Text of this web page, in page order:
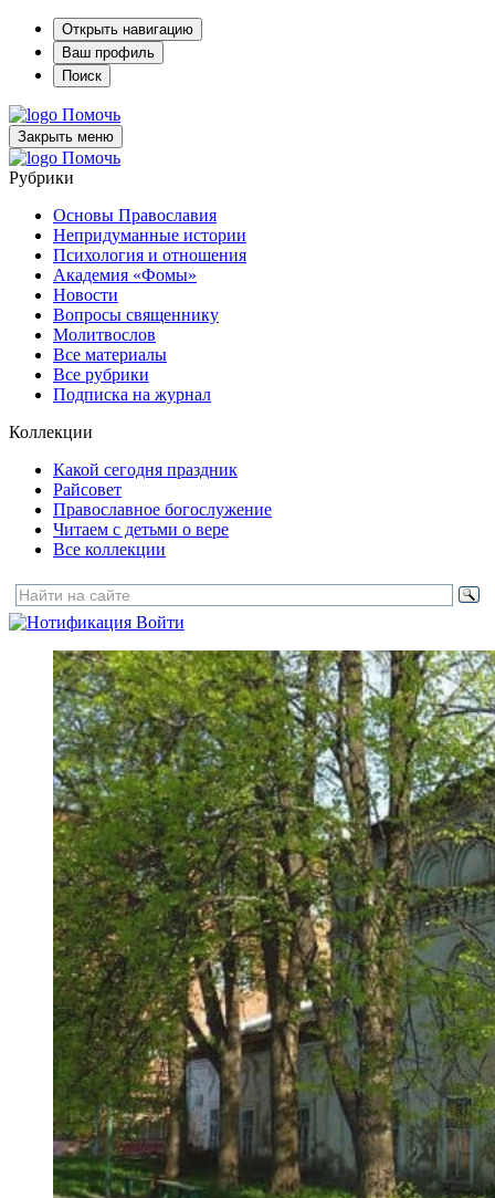
Открыть навигацию
Ваш профиль
Поиск
Помочь
Закрыть меню
Помочь
Рубрики
Основы Православия
Непридуманные истории
Психология и отношения
Академия «Фомы»
Новости
Вопросы священнику
Молитвослов
Все материалы
Все рубрики
Подписка на журнал
Коллекции
Какой сегодня праздник
Райсовет
Православное богослужение
Читаем с детьми о вере
Все коллекции
Войти